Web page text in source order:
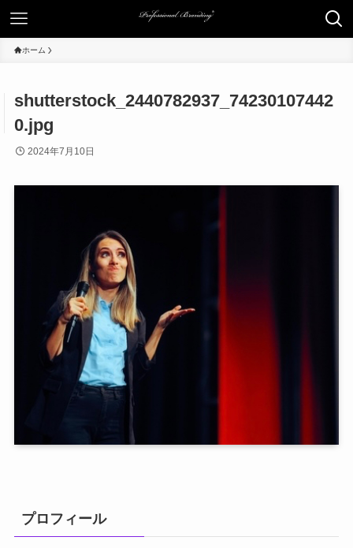
ホーム
shutterstock_2440782937_74230107442
0.jpg
2024年7月10日
プロフィール